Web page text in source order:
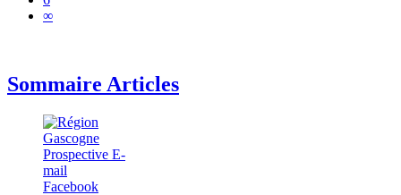
∞
Sommaire Articles